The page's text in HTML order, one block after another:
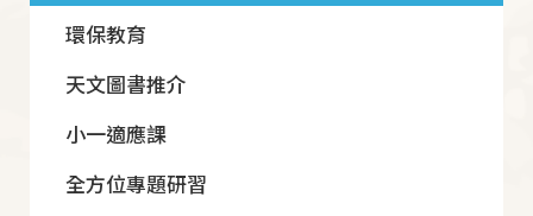
環保教育
天文圖書推介
小一適應課
全方位專題研習